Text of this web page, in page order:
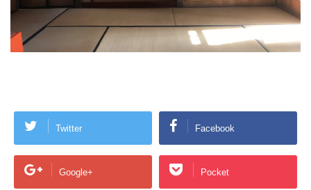
Twitter Facebook
Google+ Pocket